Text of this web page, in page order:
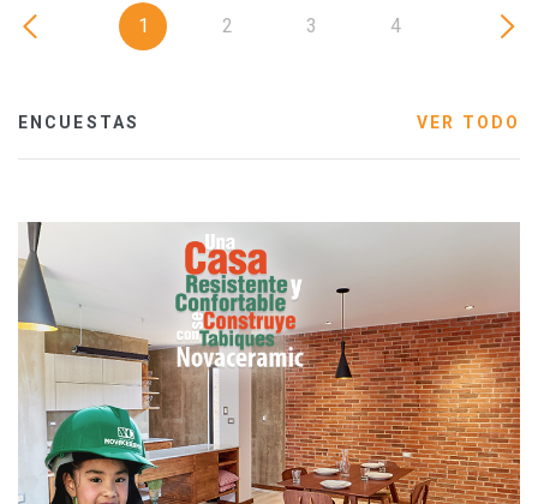
1 2 3 4
ENCUESTAS VER TODO